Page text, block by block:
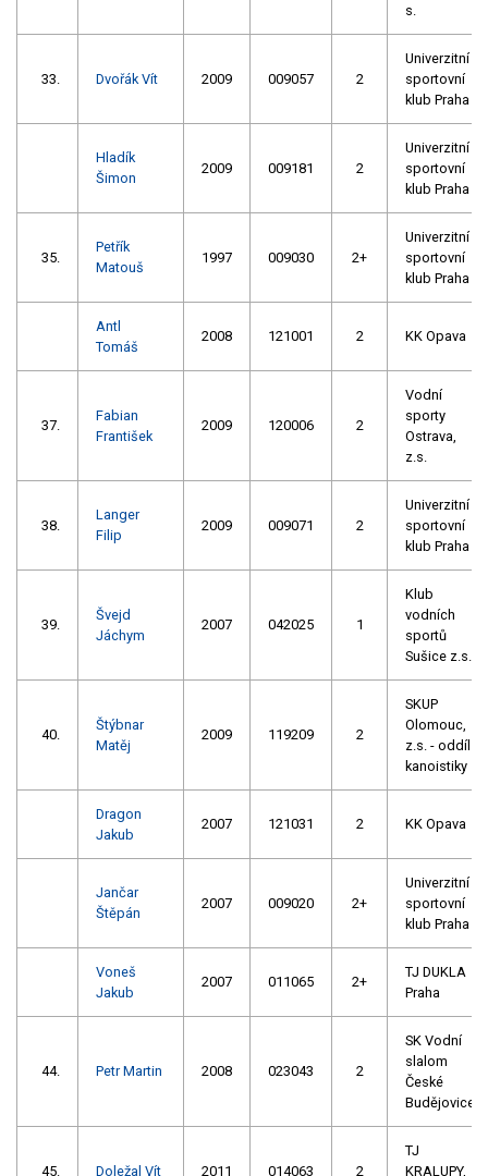
s.
33. Dvořák Vít 2009 009057 2
Univerzitní
sportovní
klub Praha
Hladík
Šimon
2009 009181 2
Univerzitní
sportovní
klub Praha
35.
Petřík
Matouš
1997 009030 2+
Univerzitní
sportovní
klub Praha
Antl
Tomáš
2008 121001 2 KK Opava
37.
Fabian
František
2009 120006 2
Vodní
sporty
Ostrava,
z.s.
38.
Langer
Filip
2009 009071 2
Univerzitní
sportovní
klub Praha
39.
Švejd
Jáchym
2007 042025 1
Klub
vodních
sportů
Sušice z.s.
40.
Štýbnar
Matěj
2009 119209 2
SKUP
Olomouc,
z.s. - oddíl
kanoistiky
Dragon
Jakub
2007 121031 2 KK Opava
Jančar
Štěpán
2007 009020 2+
Univerzitní
sportovní
klub Praha
Voneš
Jakub
2007 011065 2+
TJ DUKLA
Praha
44. Petr Martin 2008 023043 2
SK Vodní
slalom
České
Budějovice
45. Doležal Vít 2011 014063 2
TJ
KRALUPY,